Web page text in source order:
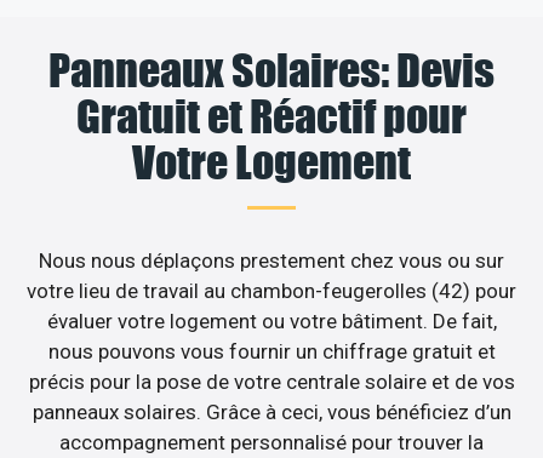
Panneaux Solaires: Devis
Gratuit et Réactif pour
Votre Logement
Nous nous déplaçons prestement chez vous ou sur
votre lieu de travail au chambon-feugerolles (42) pour
évaluer votre logement ou votre bâtiment. De fait,
nous pouvons vous fournir un chiffrage gratuit et
précis pour la pose de votre centrale solaire et de vos
panneaux solaires. Grâce à ceci, vous bénéficiez d’un
accompagnement personnalisé pour trouver la